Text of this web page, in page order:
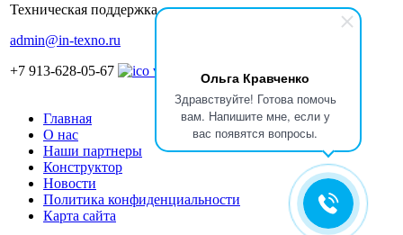
Ольга Кравченко
Здравствуйте! Готова помочь
вам. Напишите мне, если у
вас появятся вопросы.
Техническая поддержка
admin@in-texno.ru
+7 913-628-05-67
Главная
О нас
Наши партнеры
Конструктор
Новости
Политика конфиденциальности
Карта сайта